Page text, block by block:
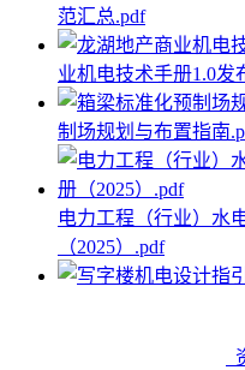
范汇总.pdf
业机电技术手册1.0发
制场规划与布置指南
电力工程（行业）水
（2025）.pdf